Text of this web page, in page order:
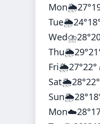
Mon🌦️27°
Tue🌦️24°
Wed⛈️28°
Thu🌦️29°
Fri🌦️27°22°
Sat🌦️28°22°
Sun🌦️28°
Mon☁️28°